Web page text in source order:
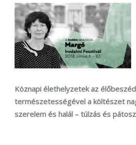
Köznapi élethelyzetek az élőbeszéd
természetességével a költészet
szerelem és halál – túlzás és